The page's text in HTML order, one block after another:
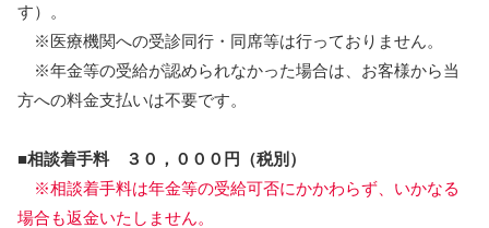
す）。
※医療機関への受診同行・同席等は行っておりません。
※年金等の受給が認められなかった場合は、お客様から当
方への料金支払いは不要です。
■相談着手料 ３０，０００円（税別）
※相談着手料は年金等の受給可否にかかわらず、いかなる
場合も返金いたしません。